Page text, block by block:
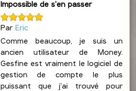
Impossible de s'en passer
Par Eric
Comme beaucoup, je suis un
ancien utilisateur de Money.
Gesfine est vraiment le logiciel de
gestion de compte le plus
puissant que j'ai trouvé pour